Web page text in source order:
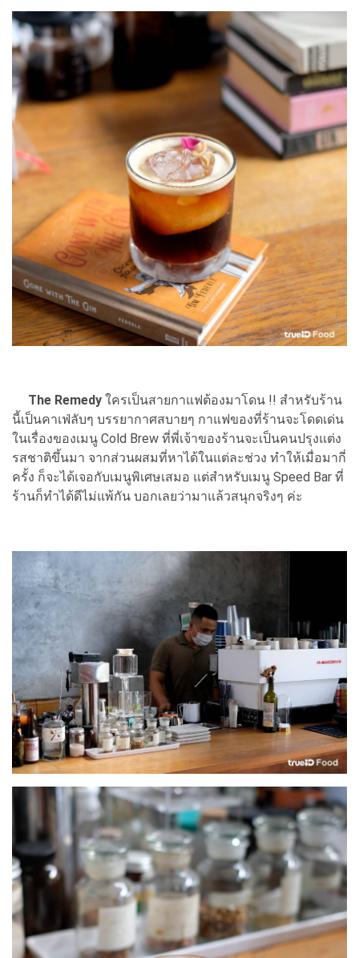
The Remedy ใครเป็นสายกาแฟต้องมาโดน !! สำหรับร้าน
นี้เป็นคาเฟ่ลับๆ บรรยากาศสบายๆ กาแฟของที่ร้านจะโดดเด่น
ในเรื่องของเมนู Cold Brew ที่พี่เจ้าของร้านจะเป็นคนปรุงแต่ง
รสชาติขึ้นมา จากส่วนผสมที่หาได้ในแต่ละช่วง ทำให้เมื่อมากี่
ครั้ง ก็จะได้เจอกับเมนูพิเศษเสมอ แต่สำหรับเมนู Speed Bar ที่
ร้านก็ทำได้ดีไม่แพ้กัน บอกเลยว่ามาแล้วสนุกจริงๆ ค่ะ